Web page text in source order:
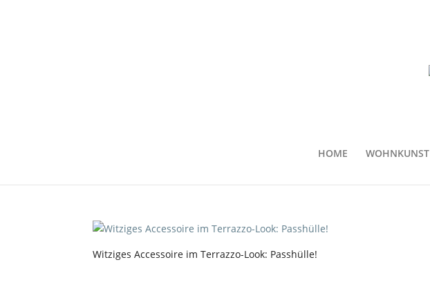
HOME WOHNKUNST
accessoires_terrazzo_geschnitten
Witziges Accessoire im Terrazzo-Look: Passhülle!